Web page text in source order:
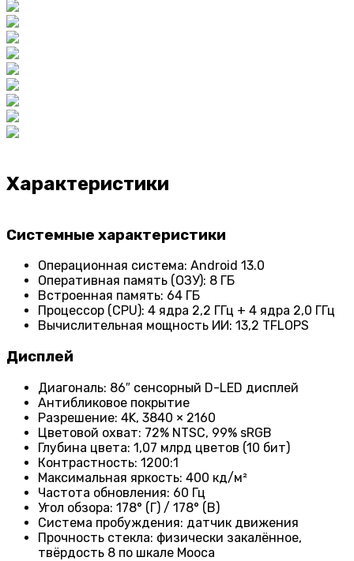
Характеристики
Системные характеристики
Операционная система: Android 13.0
Оперативная память (ОЗУ): 8 ГБ
Встроенная память: 64 ГБ
Процессор (CPU): 4 ядра 2,2 ГГц + 4 ядра 2,0 ГГц
Вычислительная мощность ИИ: 13,2 TFLOPS
Дисплей
Диагональ: 86″ сенсорный D-LED дисплей
Антибликовое покрытие
Разрешение: 4K, 3840 × 2160
Цветовой охват: 72% NTSC, 99% sRGB
Глубина цвета: 1,07 млрд цветов (10 бит)
Контрастность: 1200:1
Максимальная яркость: 400 кд/м²
Частота обновления: 60 Гц
Угол обзора: 178° (Г) / 178° (В)
Система пробуждения: датчик движения
Прочность стекла: физически закалённое,
твёрдость 8 по шкале Мооса